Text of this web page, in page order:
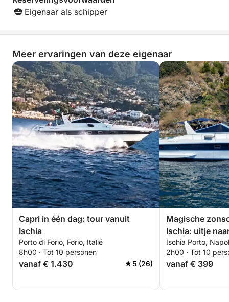
Eigenaar als schipper
Meer ervaringen van deze eigenaar
Capri in één dag: tour vanuit
Ischia
Porto di Forio, Forio, Italië
8h00 · Tot 10 personen
vanaf € 1.430 5 (26)
Magische
Ischia: uitje
Ischia Porto,
2h00 · Tot 10
vanaf € 399